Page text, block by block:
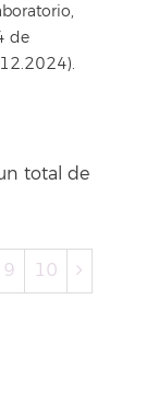
de
total de
9 10